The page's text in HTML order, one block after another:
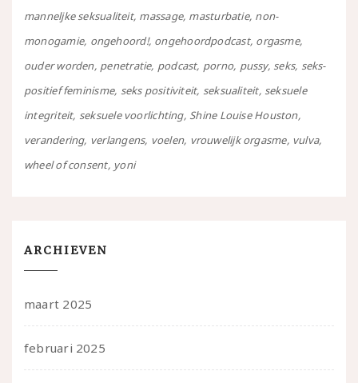
manneljke seksualiteit massage masturbatie non-
monogamie ongehoord! ongehoordpodcast orgasme
ouder worden penetratie podcast porno pussy seks seks-
positief feminisme seks positiviteit seksualiteit seksuele
integriteit seksuele voorlichting Shine Louise Houston
verandering verlangens voelen vrouwelijk orgasme vulva
wheel of consent yoni
ARCHIEVEN
maart 2025
februari 2025